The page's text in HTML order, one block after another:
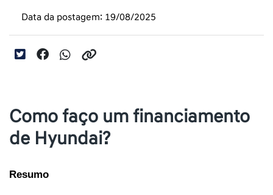
Data da postagem: 19/08/2025
Como faço um financiamento
de Hyundai?
Resumo